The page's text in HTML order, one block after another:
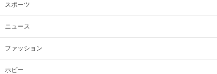
スポーツ
ニュース
ファッション
ホビー